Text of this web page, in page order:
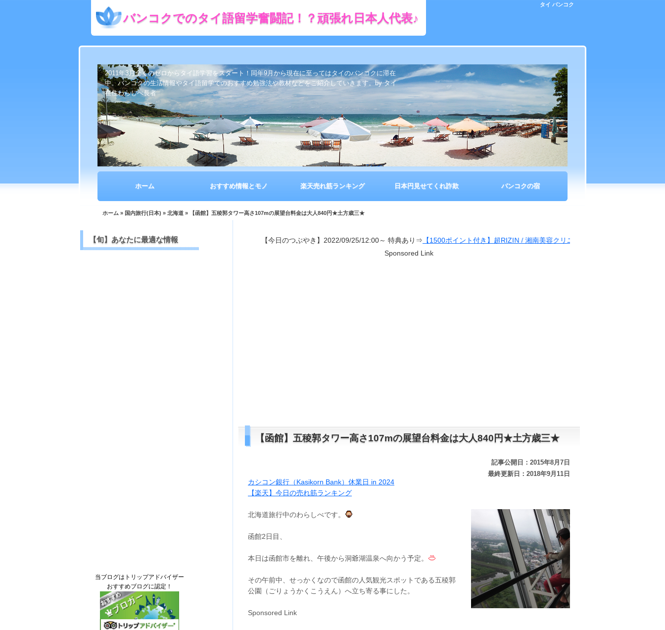
タイ バンコク
バンコクでのタイ語留学奮闘記！？頑張れ日本人代表♪
2011年3月全くのゼロからタイ語学習をスタート！同年9月から現在に至ってはタイのバンコクに滞在
中。バンコクの生活情報やタイ語留学でのおすすめ勉強法や教材などをご紹介していきます。by タイ
在住わらしべ長者
ホーム おすすめ情報とモノ 楽天売れ筋ランキング 日本円見せてくれ詐欺 バンコクの宿
ホーム » 国内旅行(日本) » 北海道 » 【函館】五稜郭タワー高さ107mの展望台料金は大人840円★土方歳三★
【今日のつぶやき】2022/09/25/12:00～ 特典あり⇒【1500ポイント付き】超RIZIN / 湘南美容クリニック presents RIZIN.38
Sponsored Link
【函館】五稜郭タワー高さ107mの展望台料金は大人840円★土方歳三★
記事公開日：2015年8月7日
最終更新日：2018年9月11日
カシコン銀行（Kasikorn Bank）休業日 in 2024
【楽天】今日の売れ筋ランキング
北海道旅行中のわらしべです。
函館2日目、
本日は函館市を離れ、午後から洞爺湖温泉へ向かう予定。
その午前中、せっかくなので函館の人気観光スポットである五稜郭
公園（ごりょうかくこうえん）へ立ち寄る事にした。
Sponsored Link
【旬】あなたに最適な情報
当ブログはトリップアドバイザー
おすすめブログに認定！